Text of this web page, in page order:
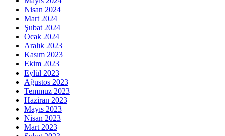
Nisan 2024
Mart 2024
Şubat 2024
Ocak 2024
Aralık 2023
Kasım 2023
Ekim 2023
Eylül 2023
Ağustos 2023
Temmuz 2023
Haziran 2023
Mayıs 2023
Nisan 2023
Mart 2023